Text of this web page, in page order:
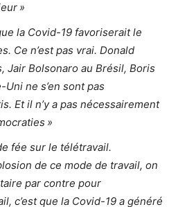
»
la Covid-19 favoriserait le
Ce n’est pas vrai. Donald
Jair Bolsonaro au Brésil, Boris
ne s’en sont pas
Et il n’y a pas nécessairement
»
fée sur le télétravail.
de ce mode de travail, on
par contre pour
c’est que la Covid-19 a généré